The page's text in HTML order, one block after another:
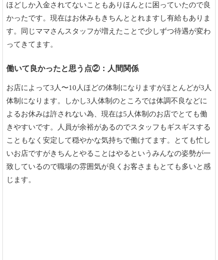
ほどしか入金されてないこともありほんとに困っていたので良
かったです。現在はお休みもきちんととれますし有給もありま
す。同じママさんスタッフが増えたことで少しずつ待遇が変わ
ってきてます。
働いて良かったと思う点②：人間関係
お店によって3人〜10人ほどの体制になりますがほとんどが3人
体制になります。しかし3人体制のところでは体調不良などに
よるお休みは許されない為、現在は5人体制のお店でとても働
きやすいです。人員が余裕があるのでスタッフもギスギスする
こともなく安定して穏やかな気持ちで働けてます。とても忙し
いお店ですがきちんとやることはやるというみんなの姿勢が一
致しているので職場の雰囲気が良くお客さまもとても多いと感
じます。